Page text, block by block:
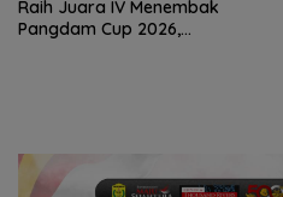
Raih Juara IV Menembak
Pangdam Cup 2026,